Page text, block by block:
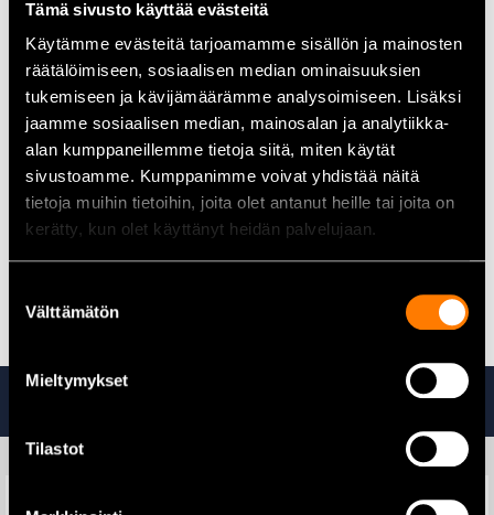
Tämä sivusto käyttää evästeitä
Käytämme evästeitä tarjoamamme sisällön ja mainosten
räätälöimiseen, sosiaalisen median ominaisuuksien
tukemiseen ja kävijämäärämme analysoimiseen. Lisäksi
jaamme sosiaalisen median, mainosalan ja analytiikka-
alan kumppaneillemme tietoja siitä, miten käytät
sivustoamme. Kumppanimme voivat yhdistää näitä
tietoja muihin tietoihin, joita olet antanut heille tai joita on
kerätty, kun olet käyttänyt heidän palvelujaan.
valinta
Välttämätön
Mieltymykset
Tilastot
Koronjousto
kulutuksenkesto. Lämmönkesto 300 °C asti
Sievi DUAL Comfort -pohjallinen
Kuumankestopohja (Sievin nitriilikumista valmistettu
kitkapohja kestää kuumuutta 300°C asti)
Sievi XL-lesti on normaalia lestiä laajempi, minkä ansiosta
jaloilla ja varpailla on enemmän tilaa
Memory Foam -nilkkasuoja tukee ja suojaa nilkkaa iskuilta
Sievi FlexEnergy